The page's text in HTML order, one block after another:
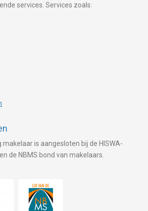
services. Services zoals:
makelaar is aangesloten bij de HISWA-
de NBMS bond van makelaars.